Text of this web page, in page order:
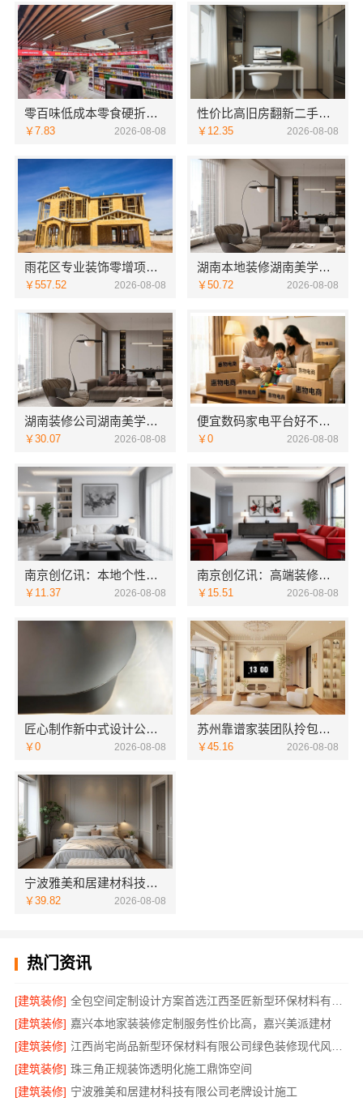
零百味低成本零食硬折扣适配全场景，河南零百味供应链有限公司
￥7.83 2026-08-08
性价比高旧房翻新二手房案例，苏州兔哥哥智装新材料
￥12.35 2026-08-08
雨花区专业装饰零增项承诺，湖南创益讯建筑有限公司靠谱
￥557.52 2026-08-08
湖南本地装修湖南美学筑家建材商铺装修，湖南美学筑家建材高效交付
￥50.72 2026-08-08
湖南装修公司湖南美学筑家建材老房翻新，湖南美学筑家建材让旧房焕新
￥30.07 2026-08-08
便宜数码家电平台好不好-湖北省惠物电子商务有限公司
￥0 2026-08-08
南京创亿讯：本地个性化设计批发
￥11.37 2026-08-08
南京创亿讯：高端装修公司
￥15.51 2026-08-08
匠心制作新中式设计公司，华居不锈钢融合之美
￥0 2026-08-08
苏州靠谱家装团队拎包入住，苏州百年豪庭新材料
￥45.16 2026-08-08
宁波雅美和居建材科技有限公司：宁波奉化家装装修线下门店地址
￥39.82 2026-08-08
热门资讯
[建筑装修]
[建筑装修] 嘉兴本地家装装修定制服务性价比高，嘉兴美派建材
[建筑装修]
[建筑装修] 珠三角正规装饰透明化施工鼎饰空间
[建筑装修] 宁波雅美和居建材科技有限公司老牌设计施工